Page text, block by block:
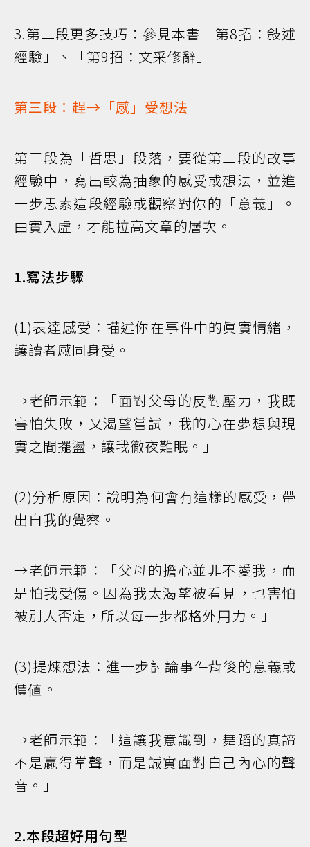
3.第二段更多技巧：參見本書「第8招：敍述
經驗」、「第9招：文采修辭」
第三段：趕→「感」受想法
第三段為「哲思」段落，要從第二段的故事
經驗中，寫出較為抽象的感受或想法，並進
一步思索這段經驗或觀察對你的「意義」。
由實入虛，才能拉高文章的層次。
1.寫法步驟
(1)表達感受：描述你在事件中的眞實情緒，
讓讀者感同身受。
→老師示範：「面對父母的反對壓力，我既
害怕失敗，又渴望嘗試，我的心在夢想與現
實之間擺盪，讓我徹夜難眠。」
(2)分析原因：說明為何會有這樣的感受，帶
出自我的覺察。
→老師示範：「父母的擔心並非不愛我，而
是怕我受傷。因為我太渴望被看見，也害怕
被別人否定，所以每一步都格外用力。」
(3)提煉想法：進一步討論事件背後的意義或
價値。
→老師示範：「這讓我意識到，舞蹈的真諦
不是贏得掌聲，而是誠實面對自己內心的聲
音。」
2.本段超好用句型